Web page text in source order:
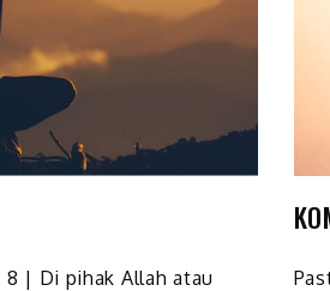
8 | Di pihak Allah atau